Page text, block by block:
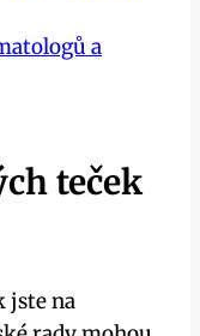
a
teček
jste na